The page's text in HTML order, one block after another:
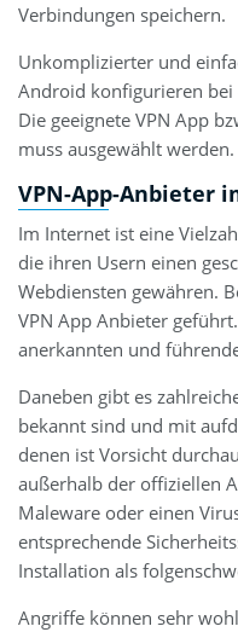
Verbindungen speichern.
Unkomplizierter und
Android konfigurieren bei
Die geeignete VPN App
muss ausgewählt werden.
VPN-App-Anbieter
Im Internet ist eine
die ihren Usern einen
Webdiensten gewähren.
VPN App Anbieter
anerkannten und
Daneben gibt es
bekannt sind und mit
denen ist Vorsicht
außerhalb der offiziellen
Maleware oder einen
entsprechende
Installation als
Angriffe können sehr